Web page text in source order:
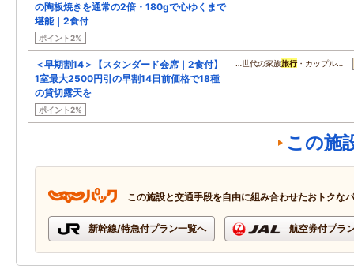
の陶板焼きを通常の2倍・180gで心ゆくまで
堪能｜2食付
ポイント2%
＜早期割14＞【スタンダード会席｜2食付】
1室最大2500円引の早割14日前価格で18種
の貸切露天を
ポイント2%
…世代の家族旅行・カップル…
この施
この施設と交通手段を自由に組み合わせたおトクな
新幹線/特急付プラン一覧へ 航空券付プラ